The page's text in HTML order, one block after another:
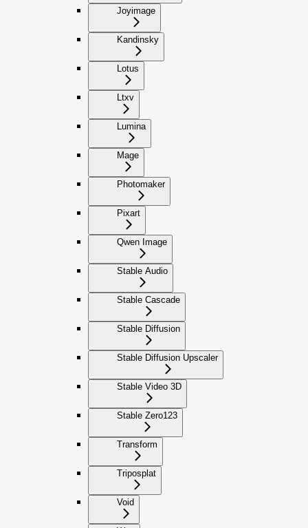
Joyimage
Kandinsky
Lotus
Ltxv
Lumina
Mage
Photomaker
Pixart
Qwen Image
Stable Audio
Stable Cascade
Stable Diffusion
Stable Diffusion Upscaler
Stable Video 3D
Stable Zero123
Transform
Triposplat
Void